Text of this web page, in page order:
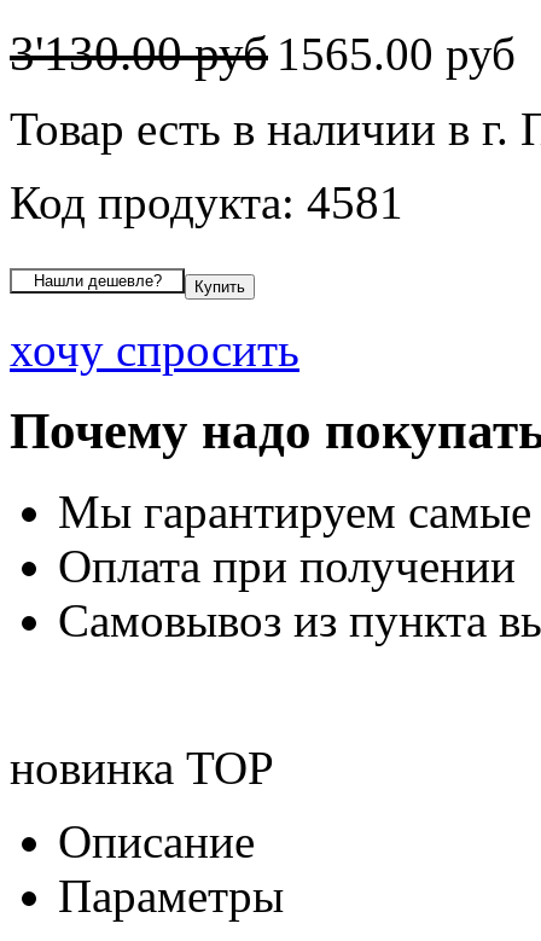
3'130.00 руб 1565.00 руб
Товар есть в наличии в г.
Код продукта: 4581
хочу спросить
Почему надо
Мы гарантируем
Оплата при получении
Самовывоз из пункта
новинка TOP
Описание
Параметры